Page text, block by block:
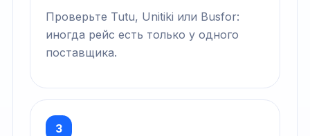
Проверьте Tutu, Unitiki или Busfor:
иногда рейс есть только у одного
поставщика.
3